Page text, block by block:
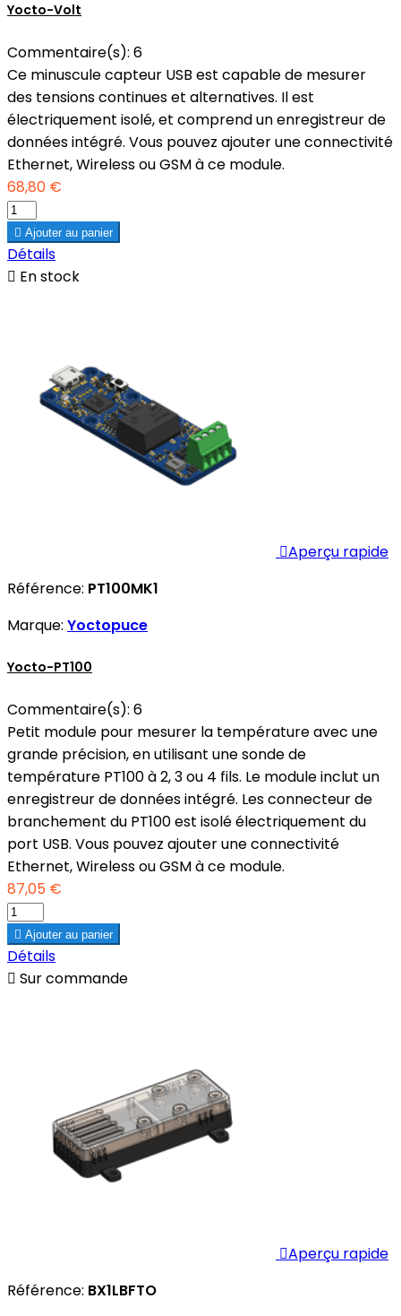
Yocto-Volt
Commentaire(s): 6
Ce minuscule capteur USB est capable de mesurer
des tensions continues et alternatives. Il est
électriquement isolé, et comprend un enregistreur de
données intégré. Vous pouvez ajouter une connectivité
Ethernet, Wireless ou GSM à ce module.
68,80 €
 Ajouter au panier
Détails
 En stock
Aperçu rapide
Référence: PT100MK1
Marque: Yoctopuce
Yocto-PT100
Commentaire(s): 6
Petit module pour mesurer la température avec une
grande précision, en utilisant une sonde de
température PT100 à 2, 3 ou 4 fils. Le module inclut un
enregistreur de données intégré. Les connecteur de
branchement du PT100 est isolé électriquement du
port USB. Vous pouvez ajouter une connectivité
Ethernet, Wireless ou GSM à ce module.
87,05 €
 Ajouter au panier
Détails
 Sur commande
Aperçu rapide
Référence: BX1LBFTO